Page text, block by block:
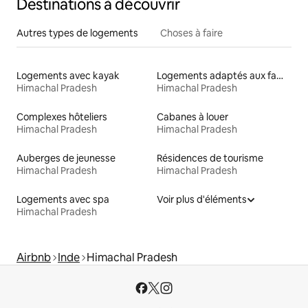
Destinations à découvrir
Autres types de logements Choses à faire
Logements avec kayak
Himachal Pradesh
Logements adaptés aux familles à louer
Himachal Pradesh
Complexes hôteliers
Himachal Pradesh
Cabanes à louer
Himachal Pradesh
Auberges de jeunesse
Himachal Pradesh
Résidences de tourisme
Himachal Pradesh
Logements avec spa
Himachal Pradesh
Voir plus d'éléments
Airbnb Inde Himachal Pradesh